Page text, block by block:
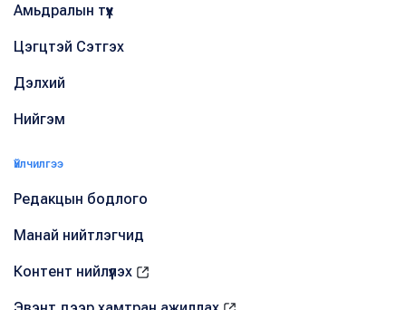
Амьдралын түүх
Цэгцтэй Сэтгэх
Дэлхий
Нийгэм
Үйлчилгээ
Редакцын бодлого
Манай нийтлэгчид
Контент нийлүүлэх